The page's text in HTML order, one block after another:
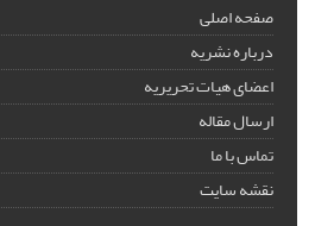
صفحه اصلی
درباره نشریه
اعضای هیات تحریریه
ارسال مقاله
تماس با ما
نقشه سایت